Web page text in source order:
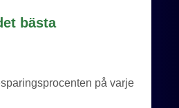
bästa
på varje